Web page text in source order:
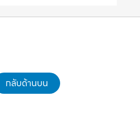
กลับด้านบน